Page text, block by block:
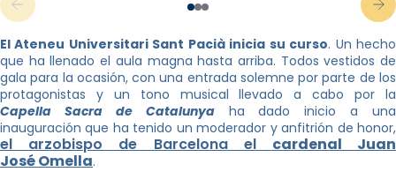
El Ateneu Universitari Sant Pacià inicia su curso. Un hecho
que ha llenado el aula magna hasta arriba. Todos vestidos de
gala para la ocasión, con una entrada solemne por parte de los
protagonistas y un tono musical llevado a cabo por la
Capella Sacra de Catalunyaha dado inicio a una
inauguración que ha tenido un moderador y anfitrión de honor,
el arzobispo de Barcelona el cardenal Juan
José Omella.